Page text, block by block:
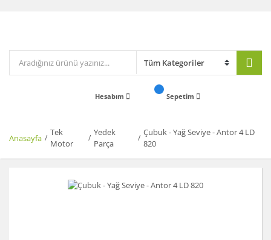
Hesabım Sepetim
Anasayfa
Tek
Motor
Yedek
Parça
Çubuk - Yağ Seviye - Antor 4 LD
820